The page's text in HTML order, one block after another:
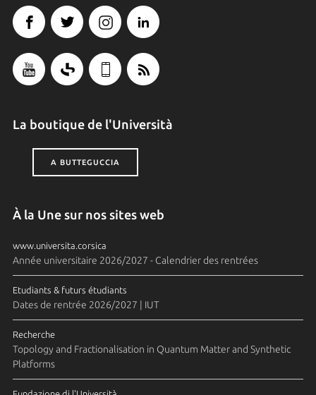
La boutique de l'Università
A BUTTEGUCCIA
À la Une sur nos sites web
www.universita.corsica
Année universitaire 2026/2027 - Calendrier des rentrées
Etudiants & futurs étudiants
Dates de rentrée 2026/2027 | IUT
Recherche
Topology and Fractionalisation in Quantum Matter and Synthetic
Platforms